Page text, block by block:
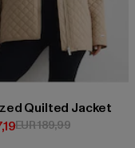
Quilted Jacket
Preis: EUR 167,19
EUR 189,99Aktionspreis: